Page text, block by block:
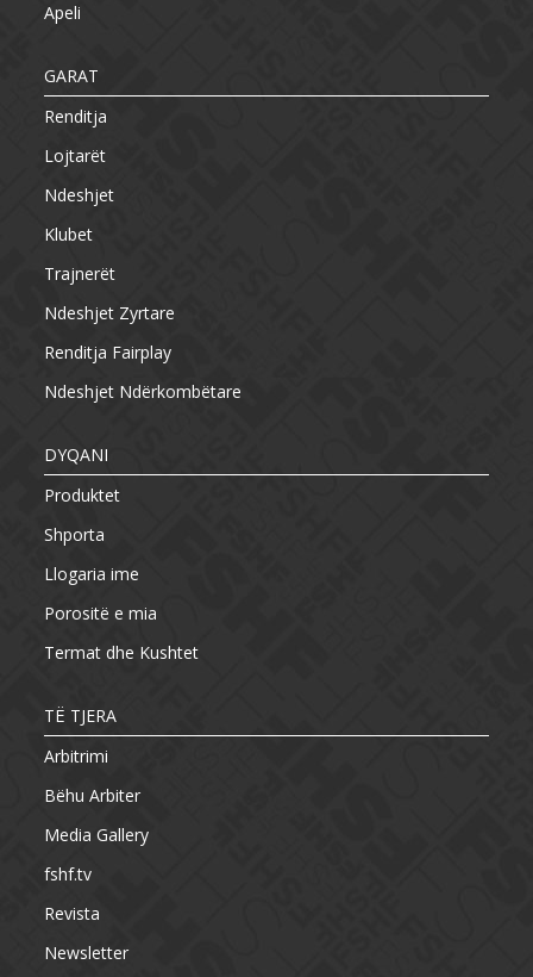
Apeli
GARAT
Renditja
Lojtarët
Ndeshjet
Klubet
Trajnerët
Ndeshjet Zyrtare
Renditja Fairplay
Ndeshjet Ndërkombëtare
DYQANI
Produktet
Shporta
Llogaria ime
Porositë e mia
Termat dhe Kushtet
TË TJERA
Arbitrimi
Bëhu Arbiter
Media Gallery
fshf.tv
Revista
Newsletter